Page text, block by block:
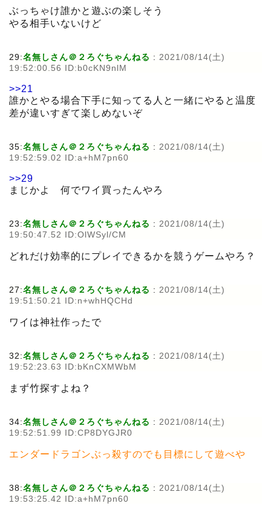
ぶっちゃけ誰かと遊ぶの楽しそう
やる相手いないけど
29:名無しさん＠２ろぐちゃんねる : 2021/08/14(土)
19:52:00.56 ID:b0cKN9nlM
>>21
誰かとやる場合下手に知ってる人と一緒にやると温度
差が違いすぎて楽しめないぞ
35:名無しさん＠２ろぐちゃんねる : 2021/08/14(土)
19:52:59.02 ID:a+hM7pn60
>>29
まじかよ 何でワイ買ったんやろ
23:名無しさん＠２ろぐちゃんねる : 2021/08/14(土)
19:50:47.52 ID:OlWSyl/CM
どれだけ効率的にプレイできるかを競うゲームやろ？
27:名無しさん＠２ろぐちゃんねる : 2021/08/14(土)
19:51:50.21 ID:n+whHQCHd
ワイは神社作ったで
32:名無しさん＠２ろぐちゃんねる : 2021/08/14(土)
19:52:23.63 ID:bKnCXMWbM
まず竹探すよね？
34:名無しさん＠２ろぐちゃんねる : 2021/08/14(土)
19:52:51.99 ID:CP8DYGJR0
エンダードラゴンぶっ殺すのでも目標にして遊べや
38:名無しさん＠２ろぐちゃんねる : 2021/08/14(土)
19:53:25.42 ID:a+hM7pn60